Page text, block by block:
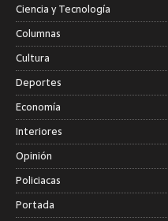
Ciencia y Tecnología
Columnas
Cultura
Deportes
Economía
Interiores
Opinión
Policiacas
Portada